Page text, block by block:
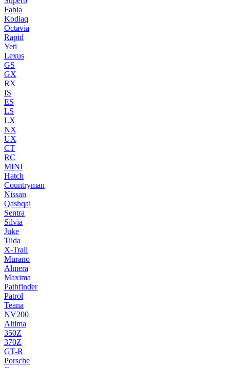
Fabia
Kodiaq
Octavia
Rapid
Yeti
Lexus
GS
GX
RX
IS
ES
LS
LX
NX
UX
CT
RC
MINI
Hatch
Countryman
Nissan
Qashqai
Sentra
Silvia
Juke
Tiida
X-Trail
Murano
Almera
Maxima
Pathfinder
Patrol
Teana
NV200
Altima
350Z
370Z
GT-R
Porsche